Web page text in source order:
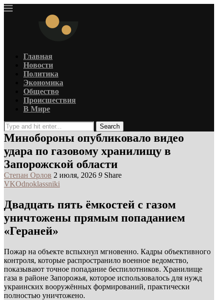
Главная
Новости
Политика
Экономика
Общество
Происшествия
В Мире
Search
Минобороны опубликовало видео
удара по газовому хранилищу в
Запорожской области
Степан Орлов 2 июля, 2026 9 Share
VKOdnoklassniki
Двадцать пять ёмкостей с газом
уничтожены прямым попаданием
«Гераней»
Пожар на объекте вспыхнул мгновенно. Кадры объективного
контроля, которые распространило военное ведомство,
показывают точное попадание беспилотников. Хранилище
газа в районе Запорожья, которое использовалось для нужд
украинских вооружённых формирований, практически
полностью уничтожено.